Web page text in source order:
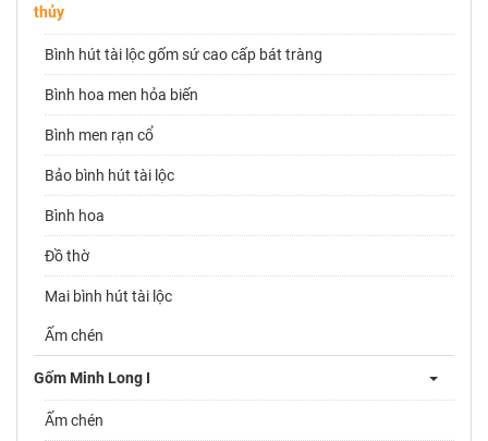
thủy
Bình hút tài lộc gốm sứ cao cấp bát tràng
Bình hoa men hỏa biến
Bình men rạn cổ
Bảo bình hút tài lộc
Bình hoa
Đồ thờ
Mai bình hút tài lộc
Ấm chén
Gốm Minh Long I
Ấm chén